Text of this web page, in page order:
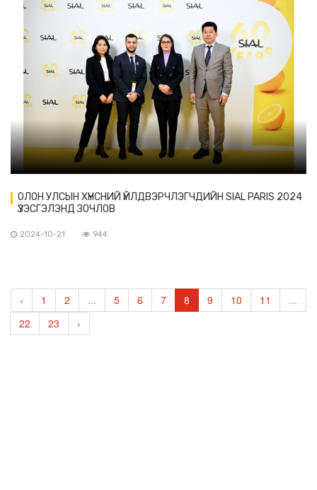
ОЛОН УЛСЫН ХҮНСНИЙ ҮЙЛДВЭРЧЛЭГЧДИЙН SIAL PARIS 2024
ҮЗЭСГЭЛЭНД ЗОЧЛОВ
2024-10-21 944
‹ 1 2 ... 5 6 7 8 9 10 11
...
22
23 ›